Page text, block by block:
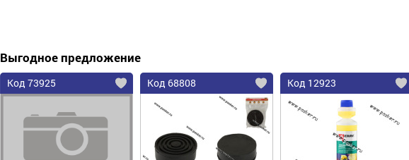
Выгодное предложение
Код 73925 Код 68808 Код 12923